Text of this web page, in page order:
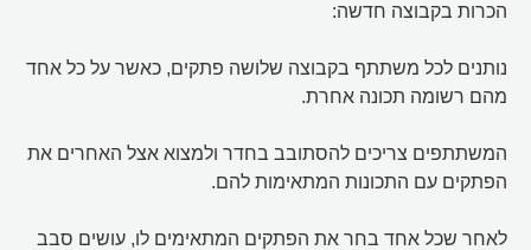
הכרות בקבוצה חדשה:
נותנים לכל משתתף בקבוצה שלושה פתקים, כאשר על כל אחד
מהם רשומה תכונה אחרת.
המשתתפים צריכים להסתובב בחדר ולמצוא אצל האחרים את
הפתקים עם התכונות המתאימות להם.
לאחר שכל אחד בחר את הפתקים המתאימים לו, עושים סבב